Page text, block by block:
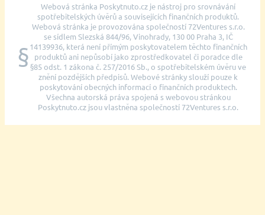
§
Webová stránka Poskytnuto.cz je nástroj pro srovnávání
spotřebitelských úvěrů a souvisejících finančních produktů.
Webová stránka je provozována společností 72Ventures s.r.o.
se sídlem Slezská 844/96, Vinohrady, 130 00 Praha 3, IČ
14139936, která není přímým poskytovatelem těchto finančních
produktů ani nepůsobí jako zprostředkovatel či poradce dle
§85 odst. 1 zákona č. 257/2016 Sb., o spotřebitelském úvěru ve
znění pozdějších předpisů. Webové stránky slouží pouze k
poskytování obecných informací o finančních produktech.
Všechna autorská práva spojená s webovou stránkou
Poskytnuto.cz jsou vlastněna společností 72Ventures s.r.o.